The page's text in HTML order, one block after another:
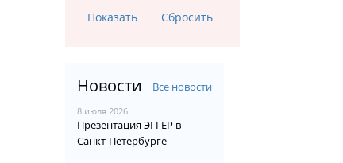
Новости Все новости
8 июля 2026
Презентация ЭГГЕР в
Санкт-Петербурге